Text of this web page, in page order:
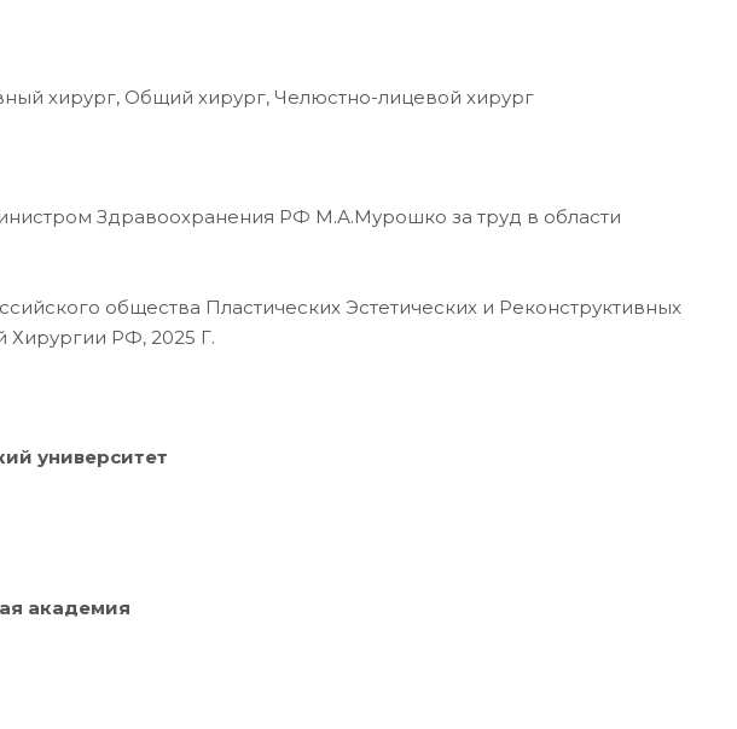
хирург, Общий хирург, Челюстно-лицевой хирург
Здравоохранения РФ М.А.Мурошко за труд в области
общества Пластических Эстетических и Реконструктивных
Хирургии РФ, 2025 Г.
университет
академия